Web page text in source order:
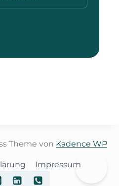
Theme von Kadence WP
Impressum